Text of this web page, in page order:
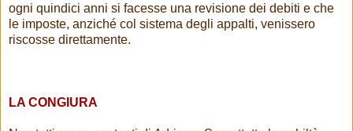
ogni quindici anni si facesse una revisione dei debiti e che
le imposte, anziché col sistema degli appalti, venissero
riscosse direttamente.
LA CONGIURA